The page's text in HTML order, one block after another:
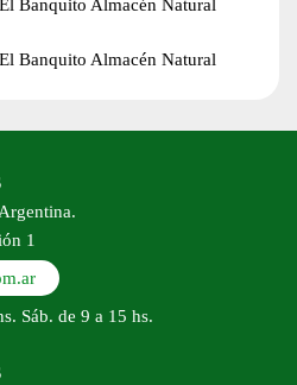
1
Sáb. de 9 a 15 hs.